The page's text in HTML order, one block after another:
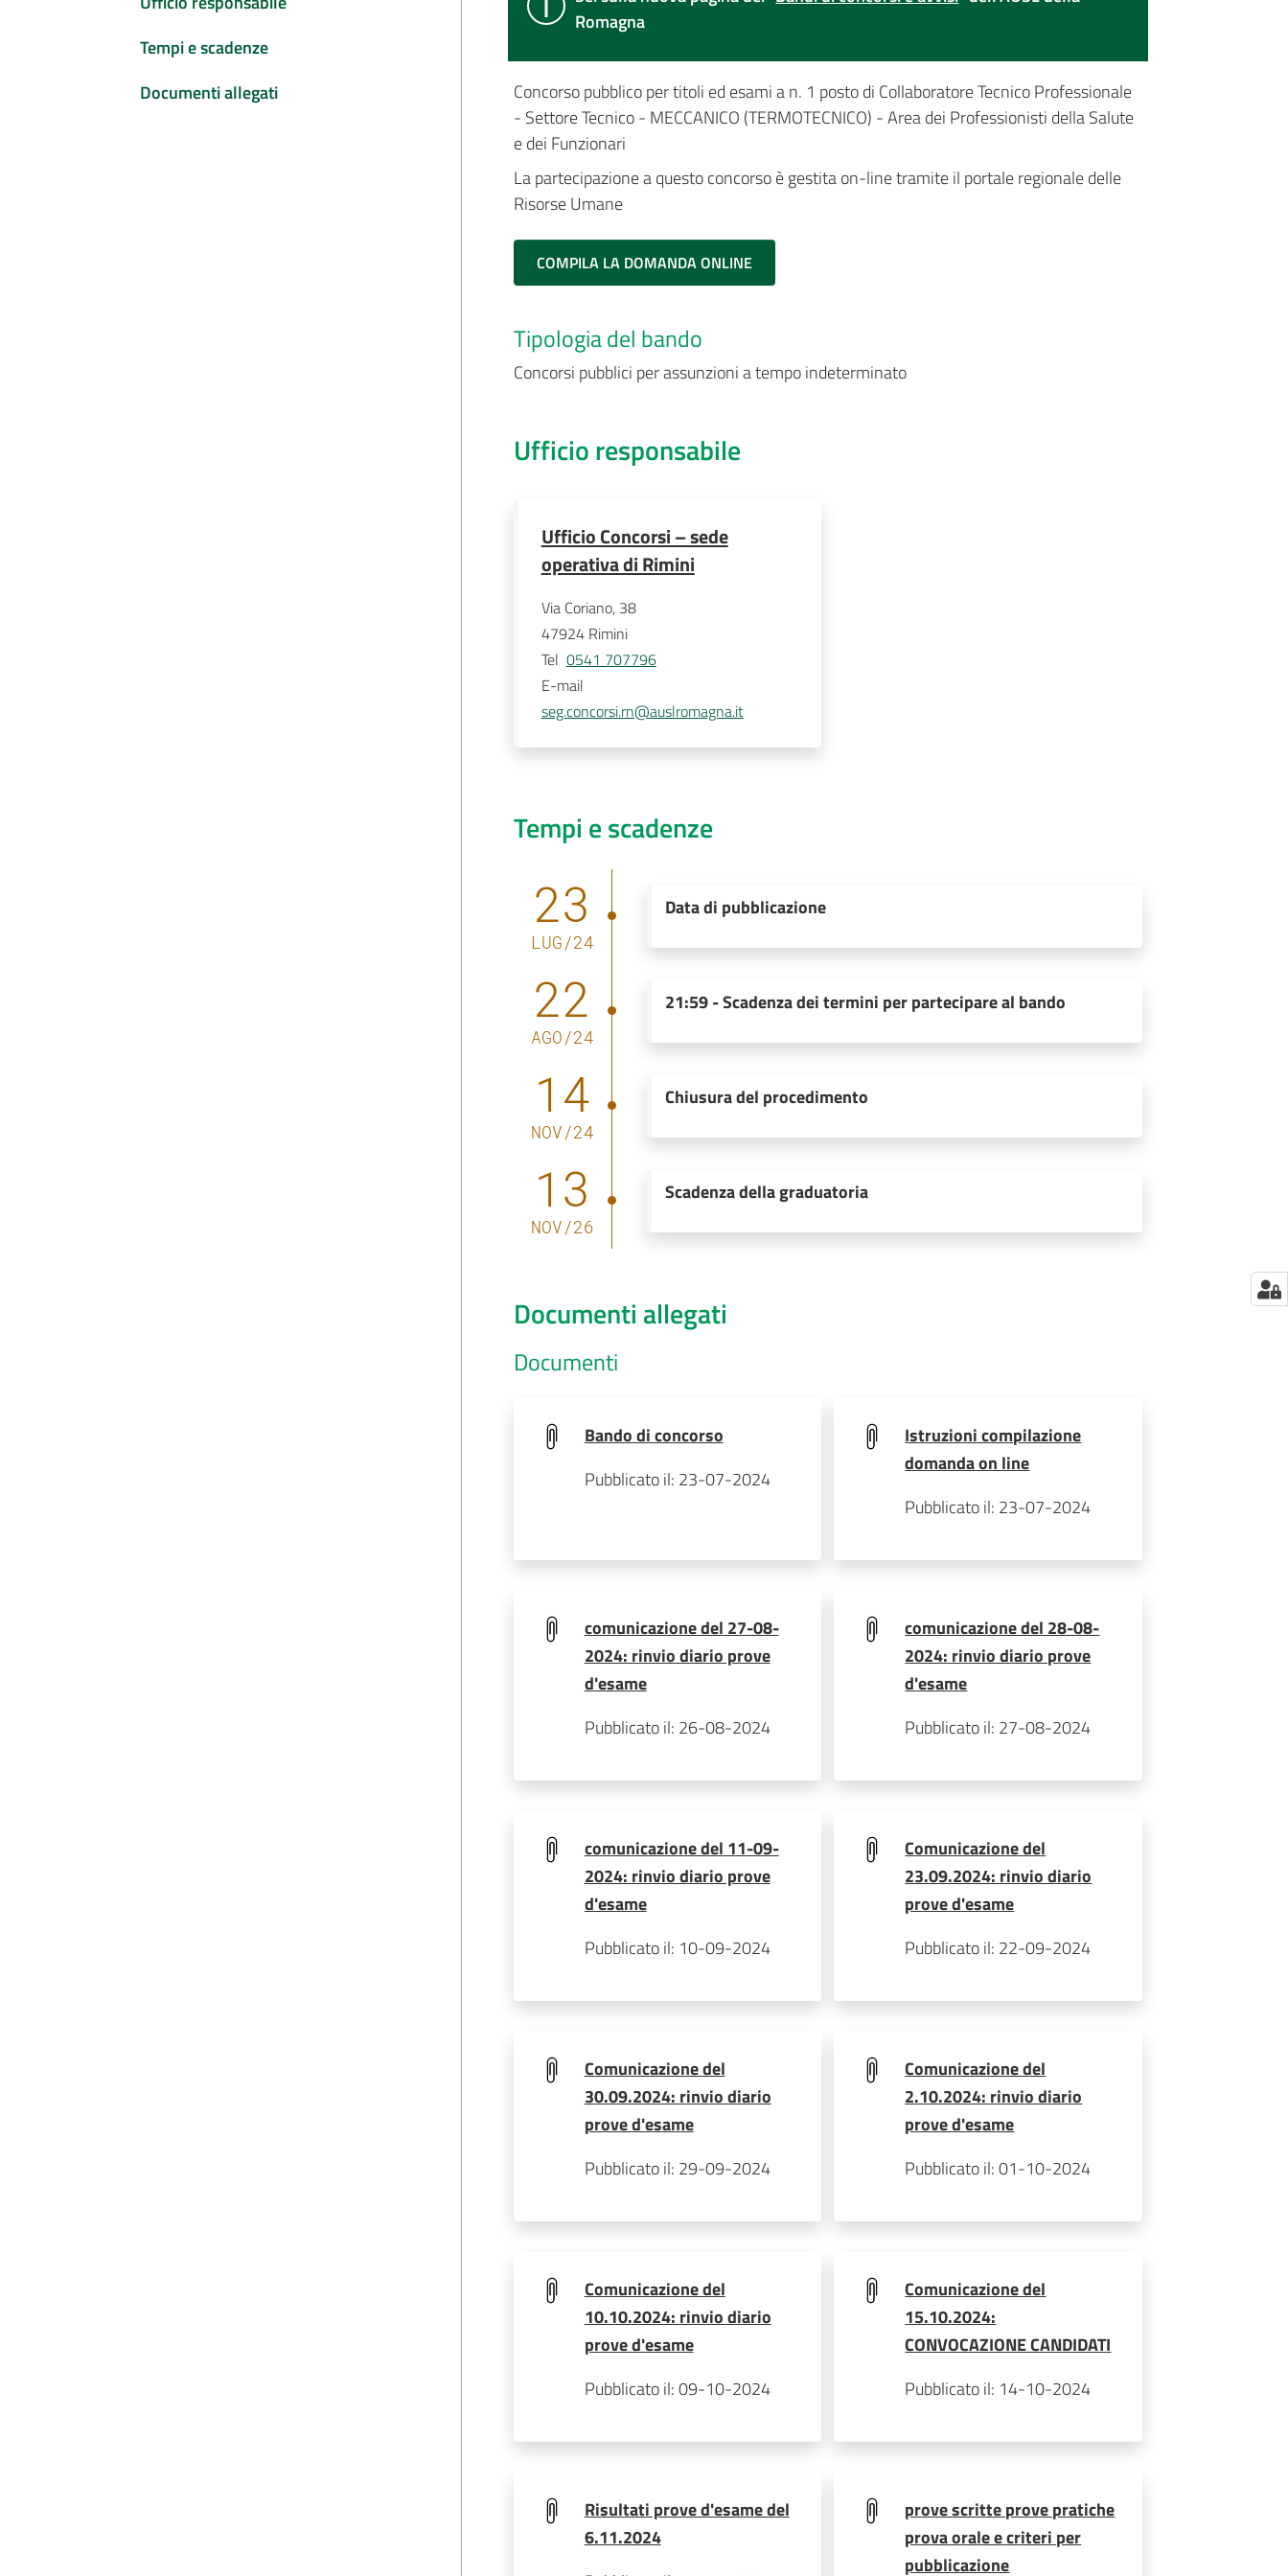
Tempi e scadenze
Documenti allegati
Romagna
Concorso pubblico per titoli ed esami a n. 1 posto di Collaboratore Tecnico Professionale
- Settore Tecnico - MECCANICO (TERMOTECNICO) - Area dei Professionisti della Salute
e dei Funzionari
La partecipazione a questo concorso è gestita on-line tramite il portale regionale delle
Risorse Umane
COMPILA LA DOMANDA ONLINE
Tipologia del bando
Concorsi pubblici per assunzioni a tempo indeterminato
Ufficio responsabile
Ufficio Concorsi – sede
operativa di Rimini
Via Coriano, 38
47924 Rimini
Tel 0541 707796
E-mail
seg.concorsi.rn@auslromagna.it
Tempi e scadenze
23
LUG/24
Data di pubblicazione
22
AGO/24
21:59-Scadenza dei termini per partecipare al bando
14
NOV/24
Chiusura del procedimento
13
NOV/26
Scadenza della graduatoria
Documenti allegati
Documenti
Bando di concorso
Pubblicato il: 23-07-2024
Istruzioni compilazione
domanda on line
Pubblicato il: 23-07-2024
comunicazione del 27-08-
2024: rinvio diario prove
d'esame
Pubblicato il: 26-08-2024
comunicazione del 28-08-
2024: rinvio diario prove
d'esame
Pubblicato il: 27-08-2024
comunicazione del 11-09-
2024: rinvio diario prove
d'esame
Pubblicato il: 10-09-2024
Comunicazione del
23.09.2024: rinvio diario
prove d'esame
Pubblicato il: 22-09-2024
Comunicazione del
30.09.2024: rinvio diario
prove d'esame
Pubblicato il: 29-09-2024
Comunicazione del
2.10.2024: rinvio diario
prove d'esame
Pubblicato il: 01-10-2024
Comunicazione del
10.10.2024: rinvio diario
prove d'esame
Pubblicato il: 09-10-2024
Comunicazione del
15.10.2024:
CONVOCAZIONE CANDIDATI
Pubblicato il: 14-10-2024
Risultati prove d'esame del
6.11.2024
prove scritte prove pratiche
prova orale e criteri per
pubblicazione